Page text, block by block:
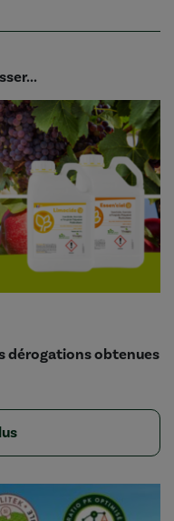
dérogations obtenues